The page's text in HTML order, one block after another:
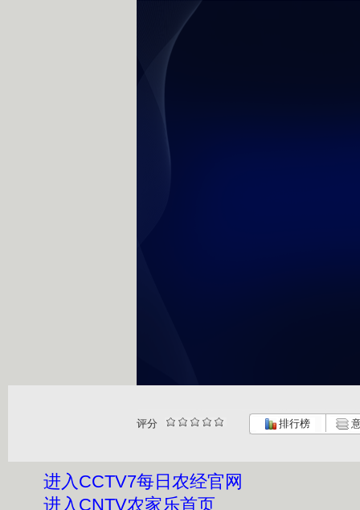
评分 排行榜
进入CCTV7每日农经官网
进入CNTV农家乐首页